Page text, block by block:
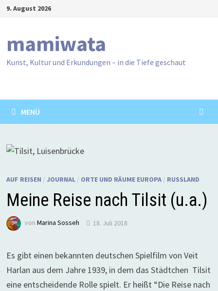
Zum9. August 2026
mamiwata
Kunst, Kultur und Erkundungen – in die Tiefe geschaut
MENÜ
AUF REISEN / JOURNAL/ ORTE UND RÄUME EUROPA/ RUSSLAND
Meine Reise nach Tilsit (u.a.)
von Marina Sosseh 18. Juli 2018
Es gibt einen bekannten deutschen Spielfilm von Veit
Harlan aus dem Jahre 1939, in dem das Städtchen Tilsit
eine entscheidende Rolle spielt. Er heißt “Die Reise nach